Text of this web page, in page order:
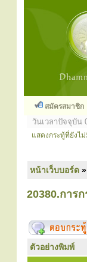
สมัครสมาชิก
วันเวลาปัจจุบัน
แสดงกระทู้ที่ยังไ
หน้าเว็บบอร์ด »
20380.การ
ตัวอย่างพิมพ์